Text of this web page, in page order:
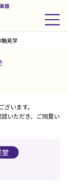
器
験見学
います。
いただき、ご同意い